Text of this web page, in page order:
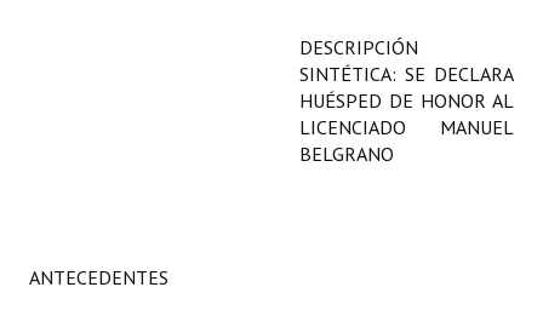
Reglamento Interno
DESCRIPCIÓN
SINTÉTICA: SE DECLARA
HUÉSPED DE HONOR AL
LICENCIADO MANUEL
BELGRANO
ANTECEDENTES